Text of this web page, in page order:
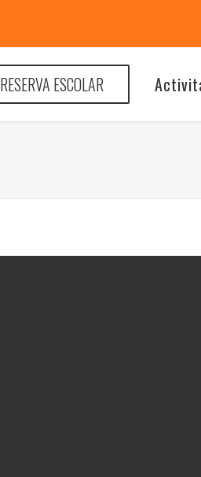
RESERVA ESCOLAR